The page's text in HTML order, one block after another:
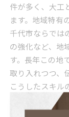
件が多く、大工
ます。地域特有
千代市ならでは
の強化など、地
す。長年この地
取り入れつつ、
こうしたスキル
っていると感
はチームワー